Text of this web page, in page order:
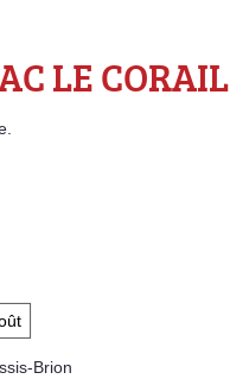
LE CORAIL
Brion